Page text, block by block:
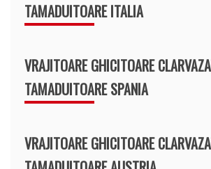
TAMADUITOARE ITALIA
VRAJITOARE GHICITOARE
TAMADUITOARE SPANIA
VRAJITOARE GHICITOARE